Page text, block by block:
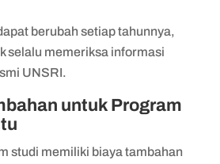
berubah setiap tahunnya,
selalu memeriksa informasi
UNSRI.
untuk Program
studi memiliki biaya tambahan